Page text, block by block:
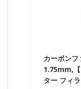
カーボンフ
1.75mm,
ター フィ